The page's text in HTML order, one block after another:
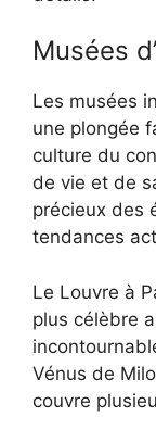
Musées
Les musées
une plongée
culture du
de vie et de
précieux des
tendances
Le Louvre à
plus célèbre
Vénus de
couvre